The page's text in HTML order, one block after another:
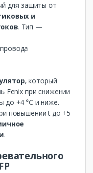
для защиты от
и
. Тип —
, который
Fenix при снижении
до +4 °C и ниже.
повышении t до +5
.